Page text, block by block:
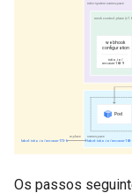
Os passos